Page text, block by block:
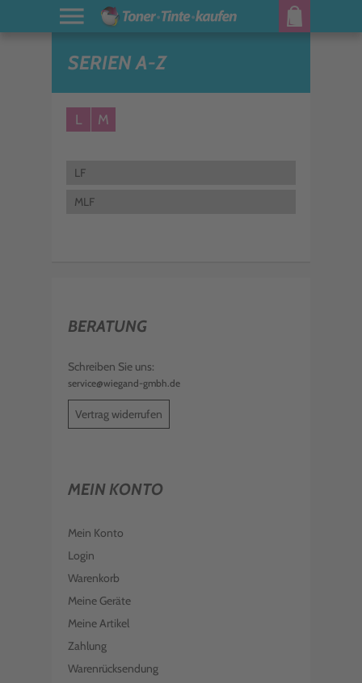
SERIEN A-Z
L M
LF
MLF
BERATUNG
Schreiben Sie uns:
service@wiegand-gmbh.de
Vertrag widerrufen
MEIN KONTO
Mein Konto
Login
Warenkorb
Meine Geräte
Meine Artikel
Zahlung
Warenrücksendung